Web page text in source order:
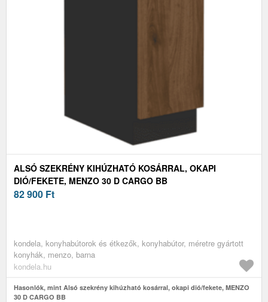
ALSÓ SZEKRÉNY KIHÚZHATÓ KOSÁRRAL, OKAPI
DIÓ/FEKETE, MENZO 30 D CARGO BB
82 900 Ft
kondela, konyhabútorok és étkezők, konyhabútor, méretre gyártott
konyhák, menzo, barna
kondela.hu
Hasonlók, mint Alsó szekrény kihúzható kosárral, okapi dió/fekete, MENZO
30 D CARGO BB